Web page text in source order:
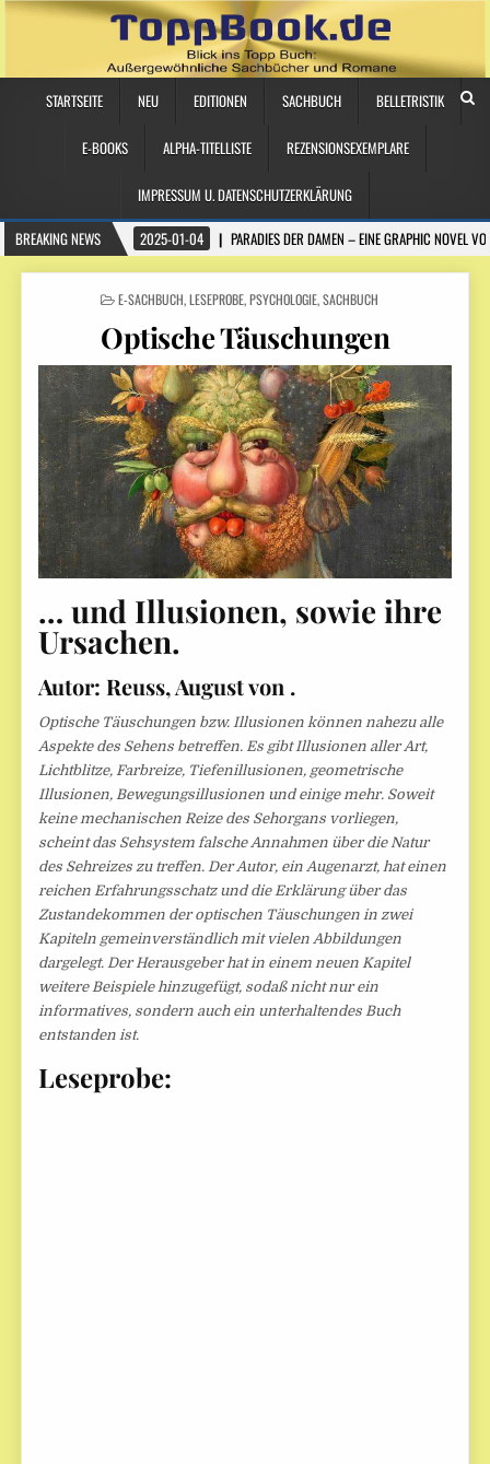
STARTSEITE NEU EDITIONEN SACHBUCH BELLETRISTIK
E-BOOKS ALPHA-TITELLISTE REZENSIONSEXEMPLARE
IMPRESSUM U. DATENSCHUTZERKLÄRUNG
BREAKING NEWS
2025-01-04 PARADIES DER DAMEN – EINE GRAPHIC NOVEL
POSTED
E-SACHBUCH,LESEPROBE,PSYCHOLOGIE,SACHBUCH
Optische Täuschungen
… und Illusionen, sowie ihre
Ursachen.
Autor: Reuss, August von .
Optische Täuschungen bzw. Illusionen können nahezu alle
Aspekte des Sehens betreffen. Es gibt Illusionen aller Art,
Lichtblitze, Farbreize, Tiefenillusionen, geometrische
Illusionen, Bewegungsillusionen und einige mehr. Soweit
keine mechanischen Reize des Sehorgans vorliegen,
scheint das Sehsystem falsche Annahmen über die Natur
des Sehreizes zu treffen. Der Autor, ein Augenarzt, hat einen
reichen Erfahrungsschatz und die Erklärung über das
Zustandekommen der optischen Täuschungen in zwei
Kapiteln gemeinverständlich mit vielen Abbildungen
dargelegt. Der Herausgeber hat in einem neuen Kapitel
weitere Beispiele hinzugefügt, sodaß nicht nur ein
informatives, sondern auch ein unterhaltendes Buch
entstanden ist.
Leseprobe: